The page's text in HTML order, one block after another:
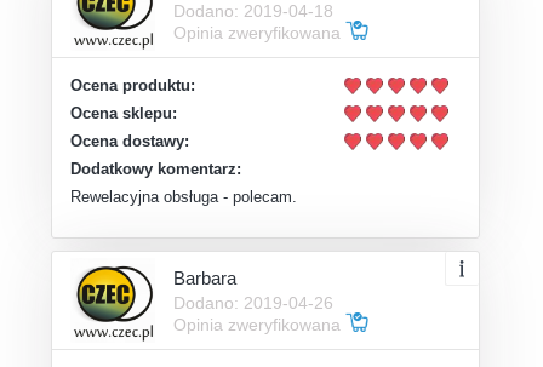
Dodano: 2019-04-18
Opinia zweryfikowana
Ocena produktu:
Ocena sklepu:
Ocena dostawy:
Dodatkowy komentarz:
Rewelacyjna obsługa - polecam.
Barbara
Dodano: 2019-04-26
Opinia zweryfikowana